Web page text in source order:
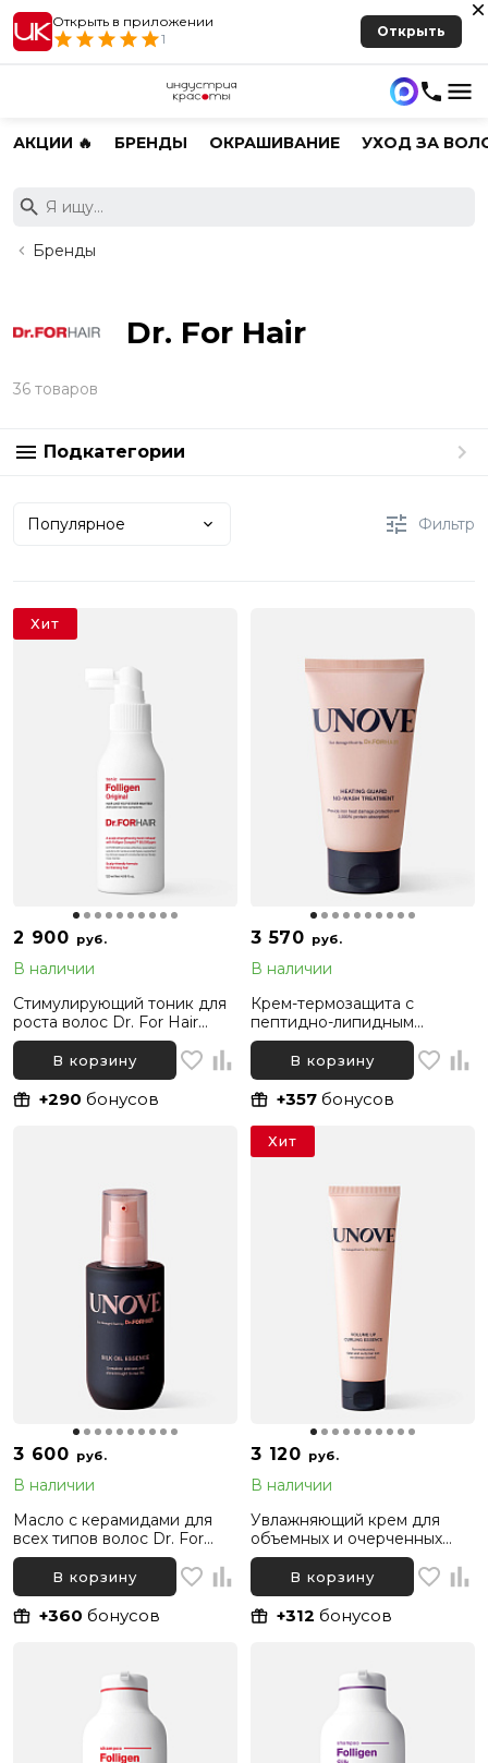
Открыть в приложении
1
Открыть
АКЦИИ 🔥 БРЕНДЫ ОКРАШИВАНИЕ УХОД ЗА
Бренды
Dr. For Hair
36 товаров
Подкатегории
Популярное Фильтр
2 900 руб.
В наличии
Стимулирующий тоник для
роста волос Dr. For Hair
Folligen Tonic, 120 мл
В корзину
+290 бонусов
Хит
3 570 руб.
В наличии
Крем-термозащита с
пептидно-липидным
комплексом для защиты и
восстановления волос Dr.
For Hair Unove, 147 мл
В корзину
+357 бонусов
3 600 руб.
В наличии
Масло с керамидами для
всех типов волос Dr. For
Hair Unove Silk Oil Essence,
70 млВ корзину
+360 бонусов
3 120 руб.
В наличии
Увлажняющий крем для
объемных и очерченных
кудряшек Dr. For Hair Unove
Volume Up, 147 мл
В корзину
+312 бонусов
Хит